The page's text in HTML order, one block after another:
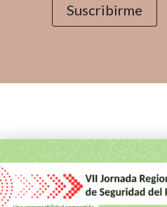
Suscribirme